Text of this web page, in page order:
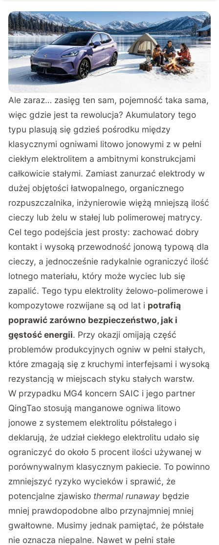
Ale zaraz… zasięg ten sam, pojemność taka sama,
więc gdzie jest ta rewolucja? Akumulatory tego
typu plasują się gdzieś pośrodku między
klasycznymi ogniwami litowo jonowymi z w pełni
ciekłym elektrolitem a ambitnymi konstrukcjami
całkowicie stałymi. Zamiast zanurzać elektrody w
dużej objętości łatwopalnego, organicznego
rozpuszczalnika, inżynierowie więżą mniejszą ilość
cieczy lub żelu w stałej lub polimerowej matrycy.
Cel tego podejścia jest prosty: zachować dobry
kontakt i wysoką przewodność jonową typową dla
cieczy, a jednocześnie radykalnie ograniczyć ilość
lotnego materiału, który może wyciec lub się
zapalić. Tego typu elektrolity żelowo-polimerowe i
kompozytowe rozwijane są od lat i potrafią
poprawić zarówno bezpieczeństwo, jak i
gęstość energii. Przy okazji omijają część
problemów produkcyjnych ogniw w pełni stałych,
które zmagają się z kruchymi interfejsami i wysoką
rezystancją w miejscach styku stałych warstw.
W przypadku MG4 koncern SAIC i jego partner
QingTao stosują manganowe ogniwa litowo
jonowe z systemem elektrolitu półstałego i
deklarują, że udział ciekłego elektrolitu udało się
ograniczyć do około 5 procent ilości używanej w
porównywalnym klasycznym pakiecie. To powinno
zmniejszyć ryzyko wycieków i sprawić, że
potencjalne zjawisko thermal runaway będzie
mniej prawdopodobne albo przynajmniej mniej
gwałtowne. Musimy jednak pamiętać, że półstałe
nie oznacza niepalne. Nawet w pełni stałe